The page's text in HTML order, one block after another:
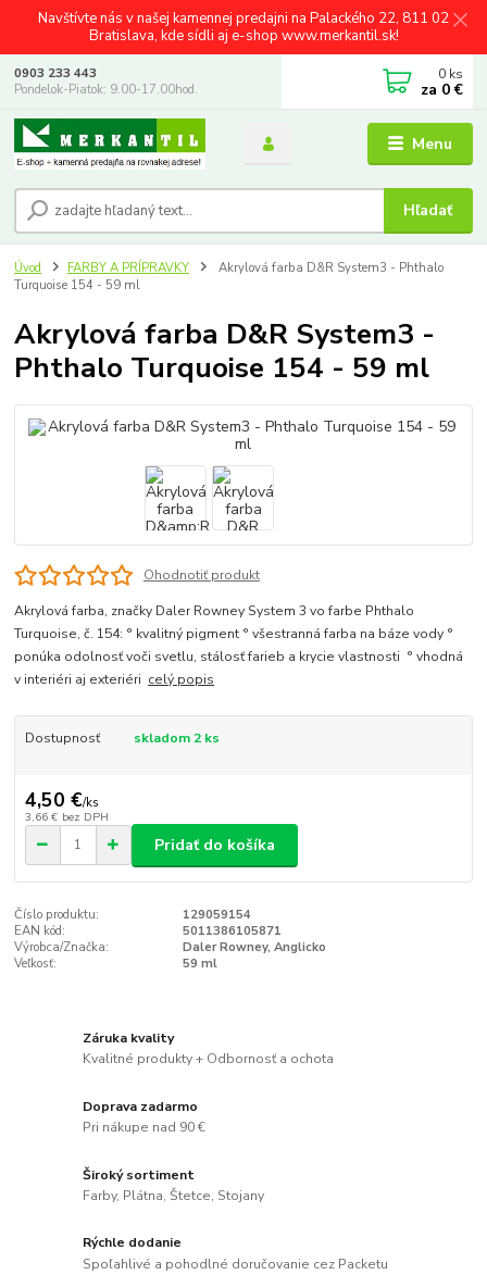
Navštívte nás v našej kamennej predajni na Palackého 22, 811 02
Bratislava, kde sídli aj e-shop www.merkantil.sk!
Menu
Hľadať
0903 233 443
Pondelok-Piatok: 9.00-17.00hod.
0 ks
za 0 €
Úvod FARBY A PRÍPRAVKY
Akrylová farba D&R System3 - Phthalo
Turquoise 154 - 59 ml
Akrylová farba D&R System3 -
Phthalo Turquoise 154 - 59 ml
Ohodnotiť produkt
Akrylová farba, značky Daler Rowney System 3 vo farbe Phthalo
Turquoise, č. 154: ° kvalitný pigment ° všestranná farba na báze vody °
ponúka odolnosť voči svetlu, stálosť farieb a krycie vlastnosti ° vhodná
v interiéri aj exteriéri celý popis
Dostupnosť skladom 2 ks
4,50 €/ks
3,66 € bez DPH
Pridať do košíka
Číslo produktu:
129059154
EAN kód:
5011386105871
Výrobca/Značka:
Daler Rowney, Anglicko
Veľkosť:
59 ml
Záruka kvality
Kvalitné produkty + Odbornosť a ochota
Doprava zadarmo
Pri nákupe nad 90 €
Široký sortiment
Farby, Plátna, Štetce, Stojany
Rýchle dodanie
Spoľahlivé a pohodlné doručovanie cez Packetu